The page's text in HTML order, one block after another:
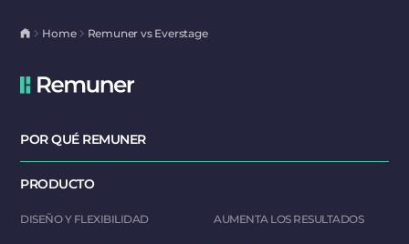
Home Remuner vs Everstage
POR QUÉ REMUNER
PRODUCTO
DISEÑO Y FLEXIBILIDAD AUMENTA LOS RESULTADOS